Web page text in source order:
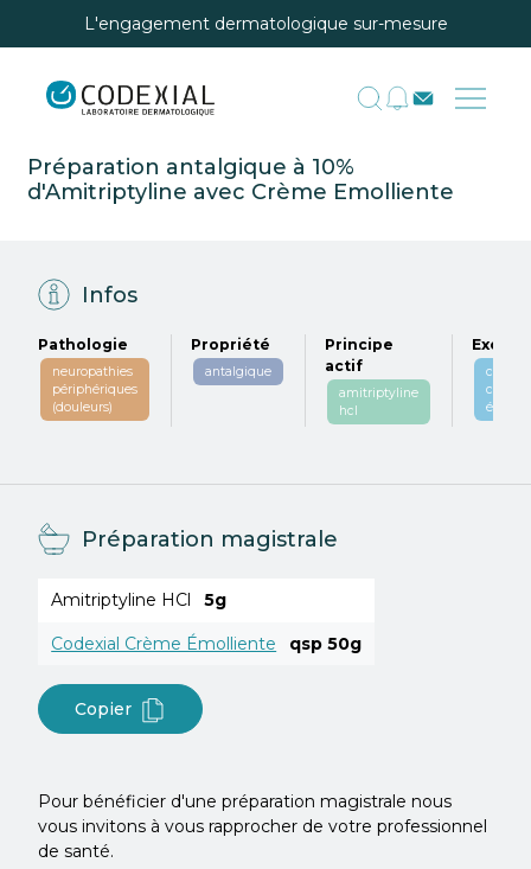
L'engagement dermatologique sur-mesure
Préparation antalgique à 10%
d'Amitriptyline avec Crème Emolliente
Infos
Pathologie
neuropathies
périphériques
(douleurs)
Propriété
antalgique
Principe
actif
amitriptyline
hcl
crème
Préparation magistrale
Amitriptyline HCl 5g
Codexial Crème Émolliente qsp 50g
Copier
Pour bénéficier d'une préparation magistrale nous
vous invitons à vous rapprocher de votre professionnel
de santé.